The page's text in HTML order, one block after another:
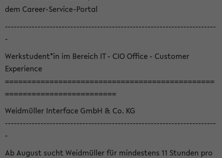
dem Career-Service-Portal
-----------------------------------------------------------------------
-
Werkstudent*in im Bereich IT - CIO Office - Customer
Experience
===============================================
=========================
Weidmüller Interface GmbH & Co. KG
-----------------------------------------------------------------------
-
Ab August sucht Weidmüller für mindestens 11 Stunden pro